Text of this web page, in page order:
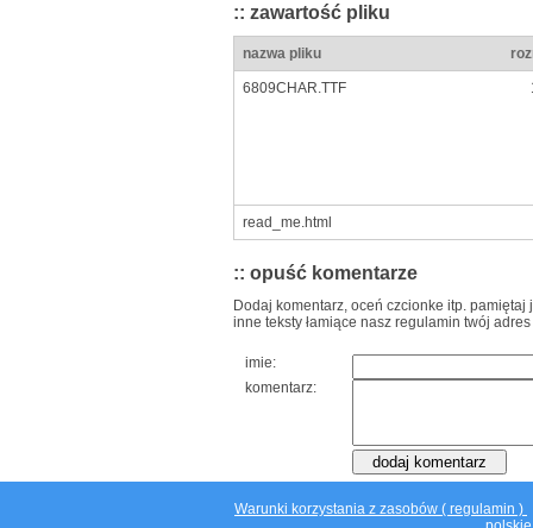
:: zawartość pliku
nazwa pliku
6809CHAR.TTF
read_me.html
:: opuść komentarze
Dodaj komentarz, oceń czcionke itp.
inne teksty łamiące nasz regulamin twój
imie:
komentarz:
Warunki korzystania z zasobów ( regulamin )